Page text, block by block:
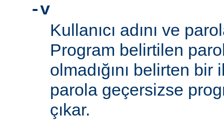
-v
Kullanıcı adını ve
Program belirtilen
olmadığını belirten
parola geçersizse
çıkar.